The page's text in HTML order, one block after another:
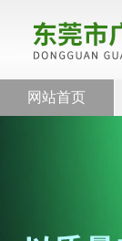
网站首页